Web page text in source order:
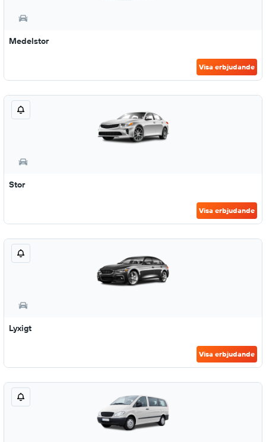
Medelstor
Visa erbjudande
Stor
Visa erbjudande
Lyxigt
Visa erbjudande